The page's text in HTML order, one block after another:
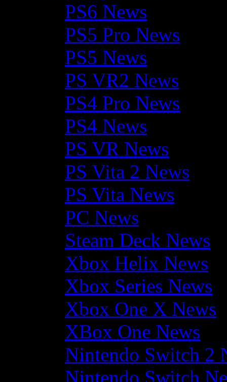
PS6 News
PS5 Pro News
PS5 News
PS VR2 News
PS4 Pro News
PS4 News
PS VR News
PS Vita 2 News
PS Vita News
PC News
Steam Deck News
Xbox Helix News
Xbox Series News
Xbox One X News
XBox One News
Nintendo Switch 2
Nintendo Switch